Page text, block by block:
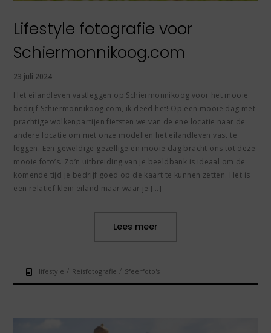
Lifestyle fotografie voor
Schiermonnikoog.com
23 juli 2024
Het eilandleven vastleggen op Schiermonnikoog voor het mooie
bedrijf Schiermonnikoog.com, ik deed het! Op een mooie dag met
prachtige wolkenpartijen fietsten we van de ene locatie naar de
andere locatie om met onze modellen het eilandleven vast te
leggen. Een geweldige gezellige en mooie dag bracht ons tot deze
mooie foto’s. Zo’n uitbreiding van je beeldbank is ideaal om de
komende tijd je bedrijf goed op de kaart te kunnen zetten. Het is
een relatief klein eiland maar waar je […]
Lees meer
lifestyle / Reisfotografie / Sfeerfoto's